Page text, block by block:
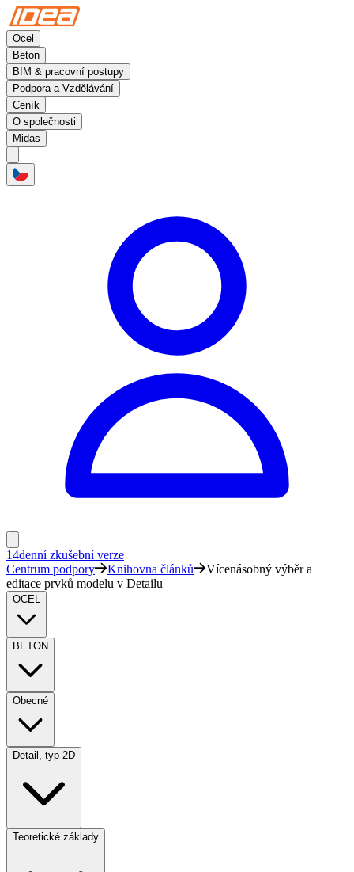
Ocel
Beton
BIM & pracovní postupy
Podpora a Vzdělávání
Ceník
O společnosti
Midas
14denní zkušební verze
Centrum podpory
Knihovna článků
Vícenásobný výběr a
editace prvků modelu v Detailu
OCEL
BETON
Obecné
Detail, typ 2D
Teoretické základy